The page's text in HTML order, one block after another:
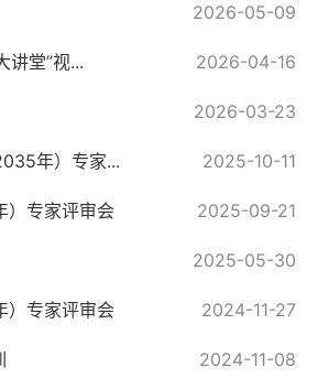
2026-05-09
讲堂”视... 2026-04-16
2026-03-23
年）专家... 2025-10-11
）专家评审会 2025-09-21
2025-05-30
）专家评审会 2024-11-27
2024-11-08